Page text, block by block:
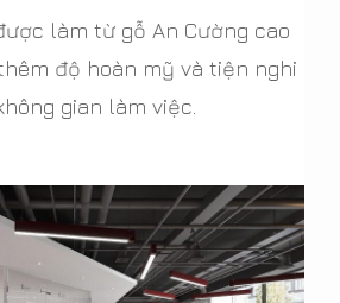
làm từ gỗ An Cường cao
độ hoàn mỹ và tiện nghi
gian làm việc.